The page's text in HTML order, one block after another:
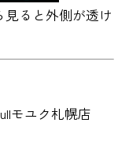
ると外側が透け
モユク札幌店